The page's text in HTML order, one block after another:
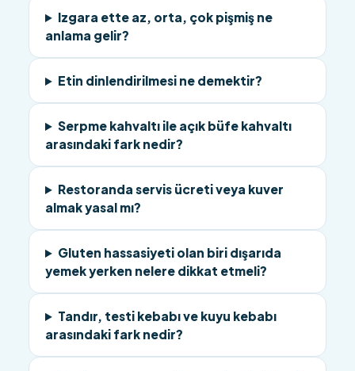
Izgara ette az, orta, çok pişmiş ne
anlama gelir?
Etin dinlendirilmesi ne demektir?
Serpme kahvaltı ile açık büfe kahvaltı
arasındaki fark nedir?
Restoranda servis ücreti veya kuver
almak yasal mı?
Gluten hassasiyeti olan biri dışarıda
yemek yerken nelere dikkat etmeli?
Tandır, testi kebabı ve kuyu kebabı
arasındaki fark nedir?